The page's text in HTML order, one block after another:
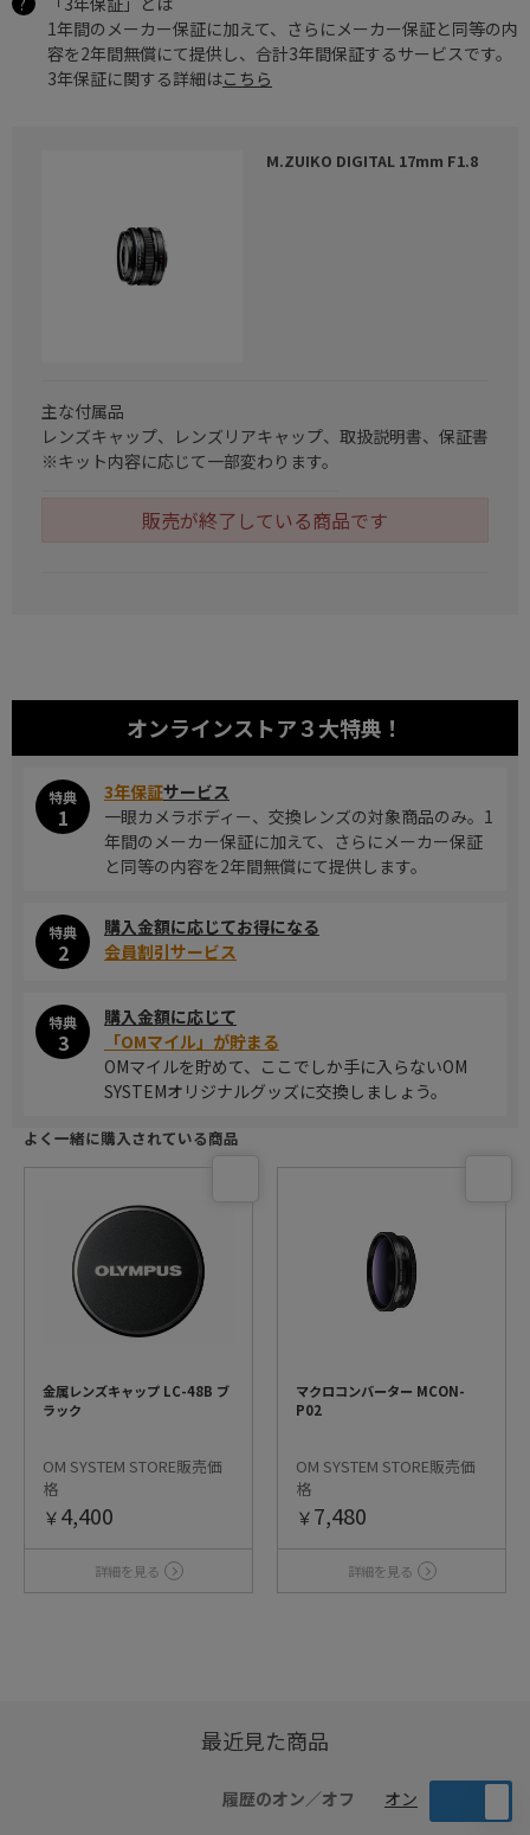
1年間のメーカー保証に加えて、さらにメーカー保証と同等の内
容を2年間無償にて提供し、合計3年間保証するサービスです。
3年保証に関する詳細はこちら
M.ZUIKO DIGITAL 17mm F1.8
主な付属品
レンズキャップ、レンズリアキャップ、取扱説明書、保証書
※キット内容に応じて一部変わります。
販売が終了している商品です
オンラインストア３大特典！
特典
1
3年保証サービス
一眼カメラボディー、交換レンズの対象商品のみ。1
年間のメーカー保証に加えて、さらにメーカー保証
と同等の内容を2年間無償にて提供します。
特典
2
購入金額に応じてお得になる
会員割引サービス
特典
3
購入金額に応じて
「OMマイル」が貯まる
OMマイルを貯めて、ここでしか手に入らないOM
SYSTEMオリジナルグッズに交換しましょう。
よく一緒に購入されている商品
金属レンズキャップ LC-48B ブ
ラック
OM SYSTEM STORE販売価
格
￥4,400
詳細を見る
マクロコンバーター MCON-
P02
OM SYSTEM STORE販売価
格
￥7,480
詳細を見る
最近見た商品
履歴のオン／オフ オン